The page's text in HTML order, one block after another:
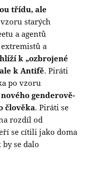
třídu, ale
starých
a agentů
a
k „ozbrojené
k Antifě. Piráti
po vzoru
genderově-
člověka. Piráti se
rozdíl od
se cítili jako doma
se dalo